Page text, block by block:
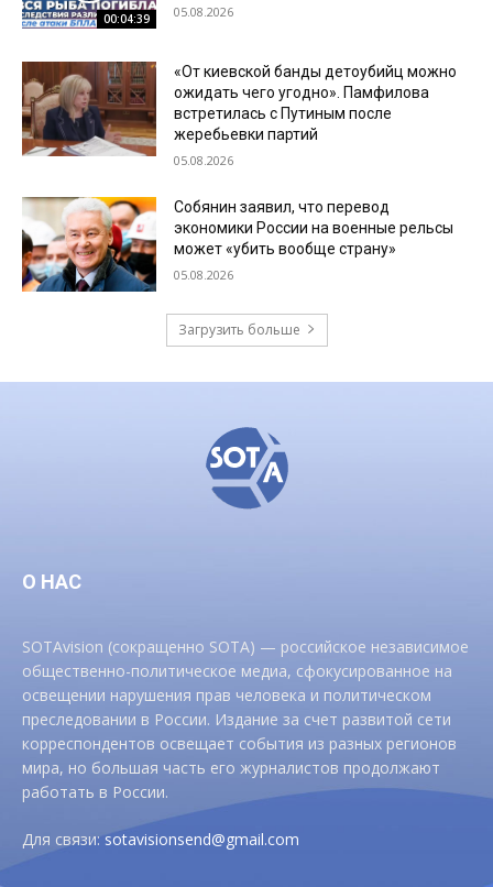
00:04:39 05.08.2026
«От киевской банды детоубийц можно
ожидать чего угодно». Памфилова
встретилась с Путиным после
жеребьевки партий
05.08.2026
Собянин заявил, что перевод
экономики России на военные рельсы
может «убить вообще страну»
05.08.2026
Загрузить больше
О НАС
SOTAvision (сокращенно SOTA) — российское независимое
общественно-политическое медиа, сфокусированное на
освещении нарушения прав человека и политическом
преследовании в России. Издание за счет развитой сети
корреспондентов освещает события из разных регионов
мира, но большая часть его журналистов продолжают
работать в России.
Для связи:sotavisionsend@gmail.com